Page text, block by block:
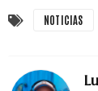
NOTICIAS